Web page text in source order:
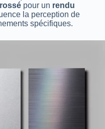
pour un rendu
la perception de
spécifiques.